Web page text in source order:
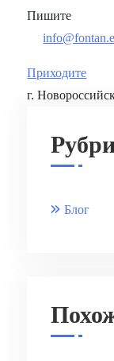
Пишите
Приходите
г.
Блог